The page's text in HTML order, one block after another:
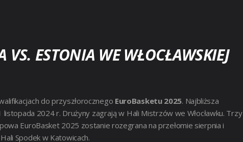
VS. ESTONIA WE WŁOCŁAWSKIEJ
do przyszłorocznego EuroBasketu 2025. Najbliższa
2024 r. Drużyny zagrają w Hali Mistrzów we Włocławku. Trzy
EuroBasket 2025 zostanie rozegrana na przełomie sierpnia i
Spodek w Katowicach.